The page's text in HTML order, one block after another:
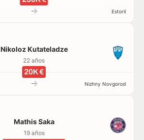
Estoril
Nikoloz Kutateladze
22 años
20K €
Nizhny Novgorod
Mathis Saka
19 años